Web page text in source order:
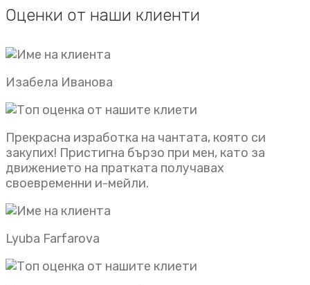
Оценки от наши клиенти
Изабела Иванова
Прекрасна изработка на чантата, която си
закупих! Пристигна бързо при мен, като за
движението на пратката получавах
своевременни и-мейли.
Lyuba Farfarova